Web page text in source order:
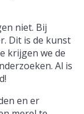
niet. Bij
Dit is de kunst
krijgen we de
Al is
en er